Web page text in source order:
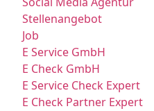
Stellenangebot
Job
E Service GmbH
E Check GmbH
E Service Check Expert
E Check Partner Expert